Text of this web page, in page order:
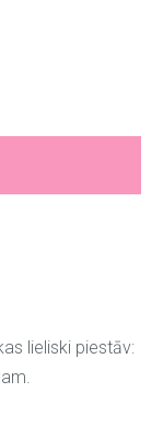
lieliski piestāv: